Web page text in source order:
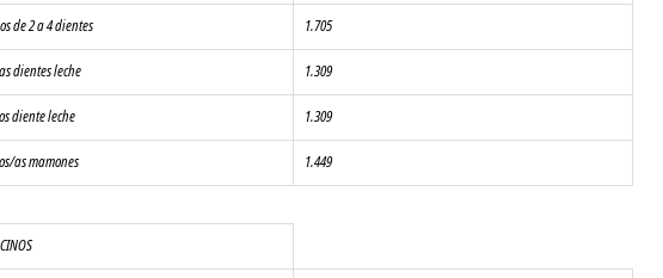
de 2 a 4 dientes 1.705
dientes leche 1.309
diente leche 1.309
as mamones 1.449